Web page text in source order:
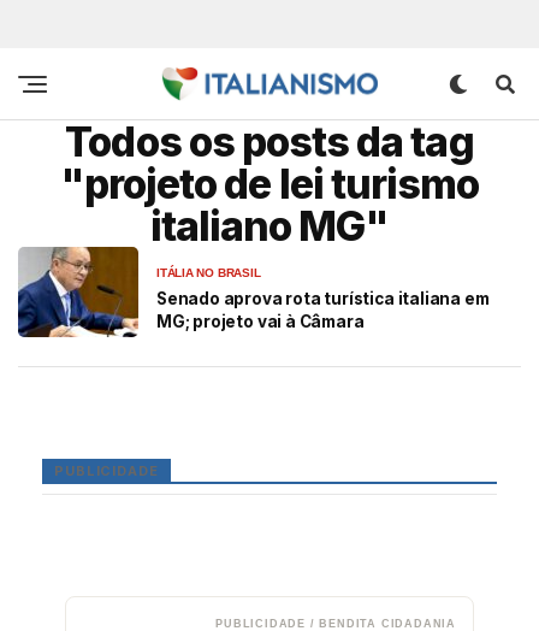
Todos os posts da tag
"projeto de lei turismo
italiano MG"
ITÁLIA NO BRASIL
Senado aprova rota turística italiana em
MG; projeto vai à Câmara
PUBLICIDADE
PUBLICIDADE / BENDITA CIDADANIA